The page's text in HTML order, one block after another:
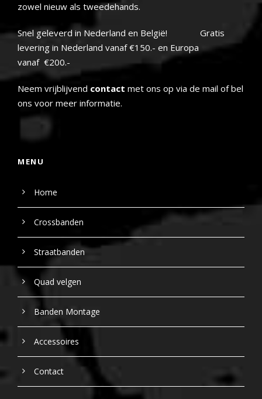
zowel nieuw als tweedehands.
Snel geleverd in Nederland en België! Gratis
levering in Nederland vanaf €150.- en Europa
vanaf €200.-
Neem vrijblijvend contact met ons op via de mail of bel
ons voor meer informatie.
MENU
Home
Crossbanden
Straatbanden
Quad velgen
Banden Montage
Accessoires
Contact